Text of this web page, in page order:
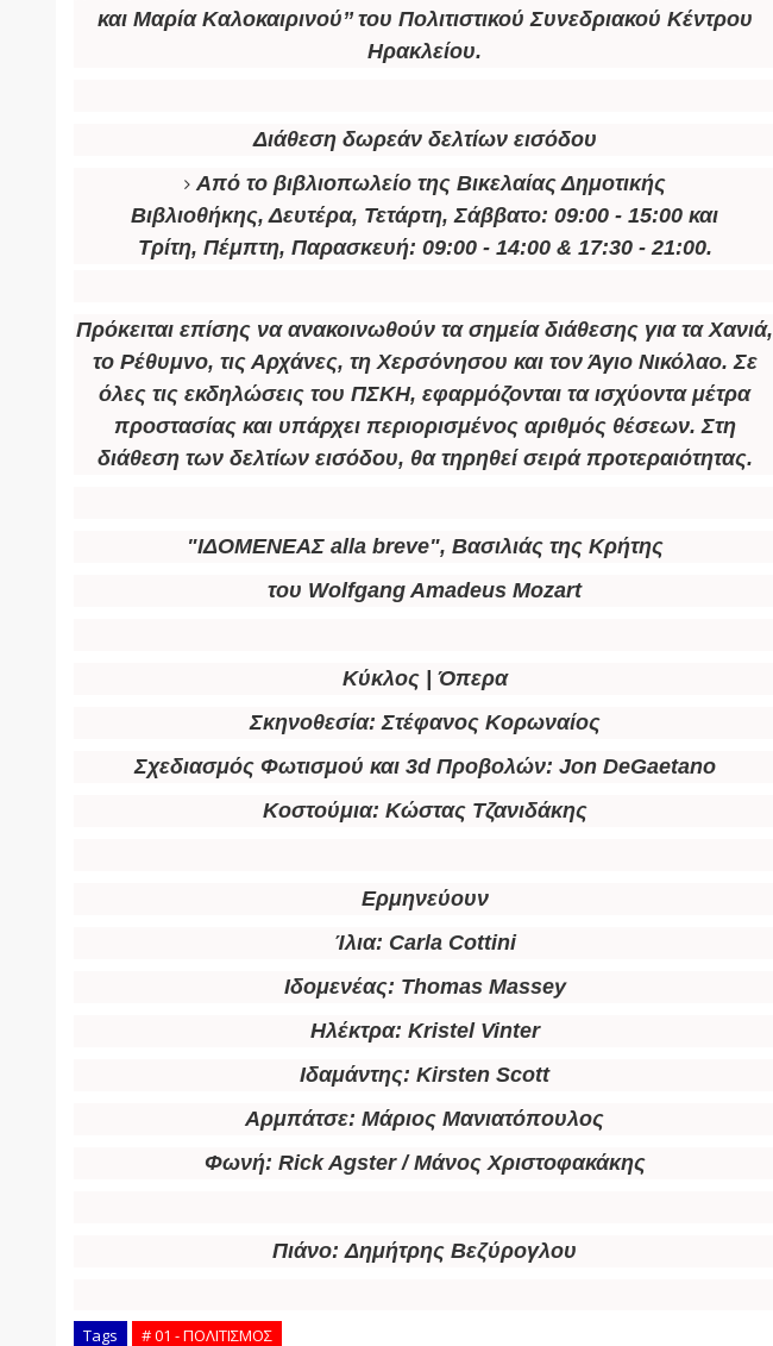
και Μαρία Καλοκαιρινού’’ του Πολιτιστικού Συνεδριακού Κέντρου
Ηρακλείου.
Διάθεση δωρεάν δελτίων εισόδου
Από το βιβλιοπωλείο της Βικελαίας Δημοτικής
Βιβλιοθήκης, Δευτέρα, Τετάρτη, Σάββατο: 09:00 - 15:00 και
Τρίτη, Πέμπτη, Παρασκευή: 09:00 - 14:00 & 17:30 - 21:00.
Πρόκειται επίσης να ανακοινωθούν τα σημεία διάθεσης για τα Χανιά,
το Ρέθυμνο, τις Αρχάνες, τη Χερσόνησου και τον Άγιο Νικόλαο. Σε
όλες τις εκδηλώσεις του ΠΣΚΗ, εφαρμόζονται τα ισχύοντα μέτρα
προστασίας και υπάρχει περιορισμένος αριθμός θέσεων.Στη
διάθεση των δελτίων εισόδου, θα τηρηθεί σειρά προτεραιότητας.
"ΙΔΟΜΕΝΕΑΣ alla breve", Βασιλιάς της Κρήτης
του Wolfgang Amadeus Mozart
Κύκλος | Όπερα
Σκηνοθεσία:Στέφανος Κορωναίος
Σχεδιασμός Φωτισμού και 3d Προβολών: Jon DeGaetano
Κοστούμια: Κώστας Τζανιδάκης
Ερμηνεύουν
Ίλια: Carla Cottini
Ιδομενέας: Thomas Massey
Ηλέκτρα: Kristel Vinter
Ιδαμάντης: Kirsten Scott
Αρμπάτσε: Μάριος Μανιατόπουλος
Φωνή: Rick Agster / Μάνος Χριστοφακάκης
Πιάνο:Δημήτρης Βεζύρογλου
Tags # 01 - ΠΟΛΙΤΙΣΜΟΣ